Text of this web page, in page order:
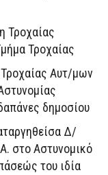
Τροχαίας
Τροχαίας
Αυτ/μων
δημοσίου
Δ/
στο Αστυνομικό
του ιδία